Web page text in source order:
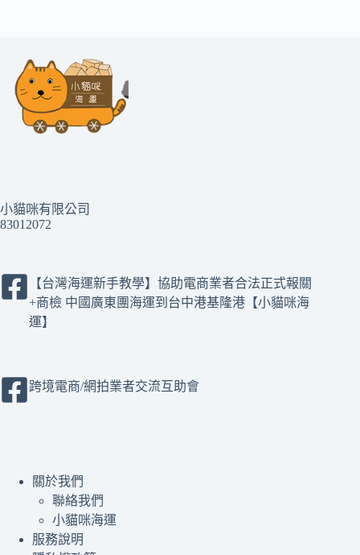
小貓咪有限公司
83012072
【台灣海運新手教學】協助電商業者合法正式報關
+商檢 中國廣東團海運到台中港基隆港【小貓咪海
運】
跨境電商/網拍業者交流互助會
關於我們
聯絡我們
小貓咪海運
服務說明